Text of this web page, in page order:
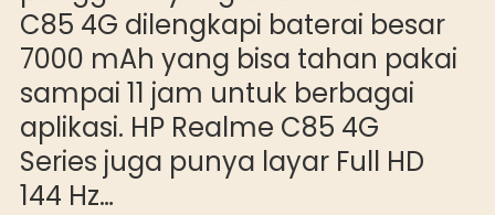
C85 4G dilengkapi baterai besar
7000 mAh yang bisa tahan pakai
sampai 11 jam untuk berbagai
aplikasi. HP Realme C85 4G
Series juga punya layar Full HD
144 Hz…